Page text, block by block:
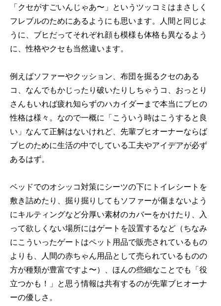
「クセがすごいんじゃあ〜」というツッコミはまさしく
フレブルのためにあるようにも思います。人間と同じよ
うに、ブヒだってそれぞれ顔も模様も体格も異なるよう
に、性格やクセも当然違います。
例えばソファーやクッション、布団を掘るクセのある
コ、なんでもかじったり破いたりしちゃうコ、おっとり
さんもいれば疲れ知らずのハカイダーまで本当にブヒの
性格は様々。なので一概に「こういう時はこうすると良
い」なんて正解はないけれど、先輩ブヒオーナーならば
ブヒのために生活の中でしている工夫やアイデアが必ず
あるはず。
ベッドでのオシッコ対策にシーツの下にトイレシートを
敷き詰めたり、掘り掘りしてもソファーが傷まないよう
にキルティングなど分厚い素材のカバーをかけたり、入
って欲しくない場所にはゲートを設置するなど（ちなみ
にこういったゲートはペット用品で販売されているもの
よりも、人間の赤ちゃん用品として売られているものの
方が種類が豊富ですよ〜）、ほんの些細なことでも「役
立つかも！」と思う情報は共有するのが先輩ブヒオーナ
ーの優しさ。